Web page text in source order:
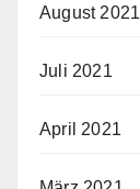
August 2021
Juli 2021
April 2021